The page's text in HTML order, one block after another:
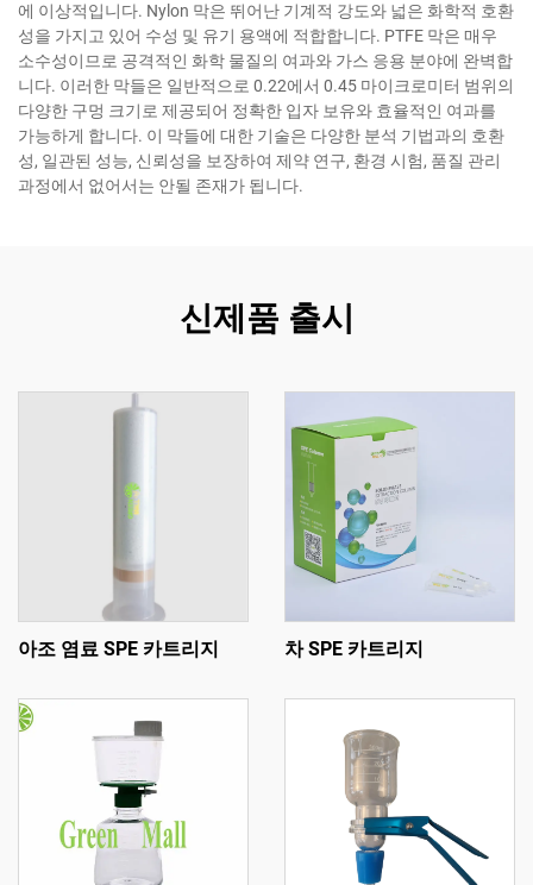
에 이상적입니다. Nylon 막은 뛰어난 기계적 강도와 넓은 화학적 호환
성을 가지고 있어 수성 및 유기 용액에 적합합니다. PTFE 막은 매우
소수성이므로 공격적인 화학 물질의 여과와 가스 응용 분야에 완벽합
니다. 이러한 막들은 일반적으로 0.22에서 0.45 마이크로미터 범위의
다양한 구멍 크기로 제공되어 정확한 입자 보유와 효율적인 여과를
가능하게 합니다. 이 막들에 대한 기술은 다양한 분석 기법과의 호환
성, 일관된 성능, 신뢰성을 보장하여 제약 연구, 환경 시험, 품질 관리
과정에서 없어서는 안될 존재가 됩니다.
신제품 출시
아조 염료 SPE 카트리지 차 SPE 카트리지